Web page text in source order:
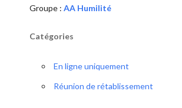
Groupe : AA Humilité
Catégories
En ligne uniquement
Réunion de rétablissement